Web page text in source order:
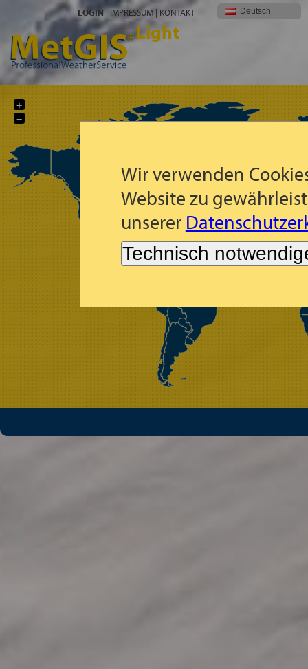
Wir verwenden
Website zu
unserer
Technisch
LOGIN| IMPRESSUM | KONTAKT Deutsch
Light
+
−